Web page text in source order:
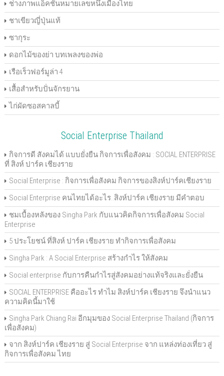
ช่างภาพแอ็คชั่นหมายเลขหนึ่งเมืองไทย
ชาเขียวญี่ปุ่นแท้
ซากุระ
ดอกไม้ของย่า บทเพลงของพ่อ
เรือเร็วฟอร์มูล่า 4
เสื้อสำหรับปั่นจักรยาน
ไก่ผัดซอสคาลบี้
Social Enterprise Thailand
กิจการดี สังคมได้ แบบยั่งยืน กิจการเพื่อสังคม : SOCIAL ENTERPRISE
ที่ สิงห์ ปาร์ค เชียงราย
Social Enterprise : กิจการเพื่อสังคม กิจการของสิงห์ปาร์คเชียงราย
Social Enterprise คนไทยได้อะไร..สิงห์ปาร์ค เชียงราย มีคำตอบ
ชมเบื้องหลังของ Singha Park กับแนวคิดกิจการเพื่อสังคม Social
Enterprise
5 ประโยชน์ ที่สิงห์ ปาร์ค เชียงราย ทำกิจการเพื่อสังคม
Singha Park : A Social Enterprise สร้างกำไร ให้สังคม
Social enterprise กับการคืนกำไรสู่สังคมอย่างแท้จริงและยั่งยืน
SOCIAL ENTERPRISE คืออะไร ทำไม สิงห์ปาร์ค เชียงราย จึงนำแนว
ความคิดนี้มาใช้
Singha Park Chiang Rai อีกมุมของ Social Enterprise Thailand (กิจการ
เพื่อสังคม)
จาก สิงห์ปาร์ค เชียงราย สู่ Social Enterprise จาก แหล่งท่องเที่ยว สู่
กิจการเพื่อสังคม ไทย